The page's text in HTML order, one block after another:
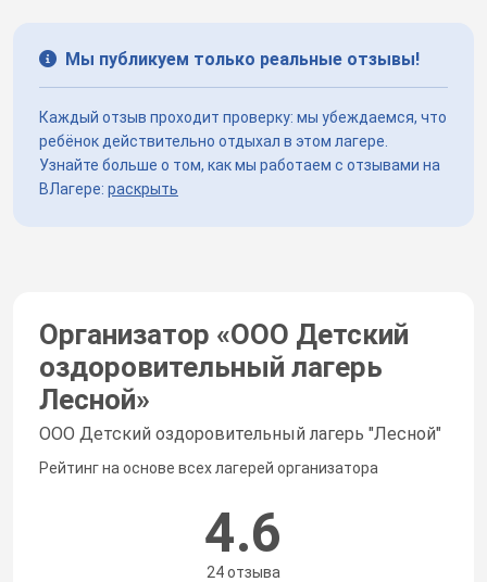
Мы публикуем только реальные отзывы!
Каждый отзыв проходит проверку: мы убеждаемся, что
ребёнок действительно отдыхал в этом лагере.
Узнайте больше о том, как мы работаем с отзывами на
ВЛагере: раскрыть
Организатор «ООО Детский
оздоровительный лагерь
Лесной»
ООО Детский оздоровительный лагерь "Лесной"
Рейтинг на основе всех лагерей организатора
4.6
24 отзыва